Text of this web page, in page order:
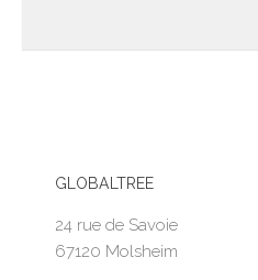
GLOBALTREE
24 rue de Savoie
67120 Molsheim